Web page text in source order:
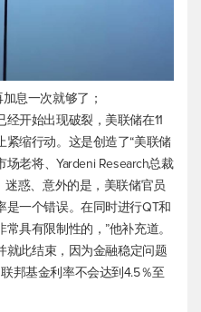
息一次就够了；
开始出现破裂，美联储在11
紧缩行动。这是创造了“美联储
场老将、Yardeni Research总裁
迷惑、意外的是，美联储官员
一个错误。在同时进行QT和
具有限制性的，”他补充道。
就此结束，因为金融稳定问题
邦基金利率不会达到4.5％至